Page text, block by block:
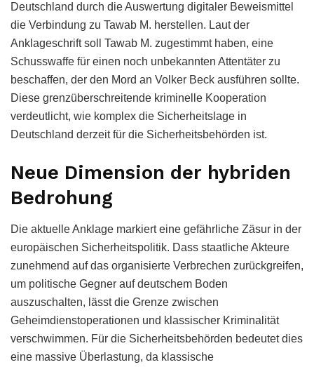
Deutschland durch die Auswertung digitaler Beweismittel
die Verbindung zu Tawab M. herstellen. Laut der
Anklageschrift soll Tawab M. zugestimmt haben, eine
Schusswaffe für einen noch unbekannten Attentäter zu
beschaffen, der den Mord an Volker Beck ausführen sollte.
Diese grenzüberschreitende kriminelle Kooperation
verdeutlicht, wie komplex die Sicherheitslage in
Deutschland derzeit für die Sicherheitsbehörden ist.
Neue Dimension der hybriden
Bedrohung
Die aktuelle Anklage markiert eine gefährliche Zäsur in der
europäischen Sicherheitspolitik. Dass staatliche Akteure
zunehmend auf das organisierte Verbrechen zurückgreifen,
um politische Gegner auf deutschem Boden
auszuschalten, lässt die Grenze zwischen
Geheimdienstoperationen und klassischer Kriminalität
verschwimmen. Für die Sicherheitsbehörden bedeutet dies
eine massive Überlastung, da klassische